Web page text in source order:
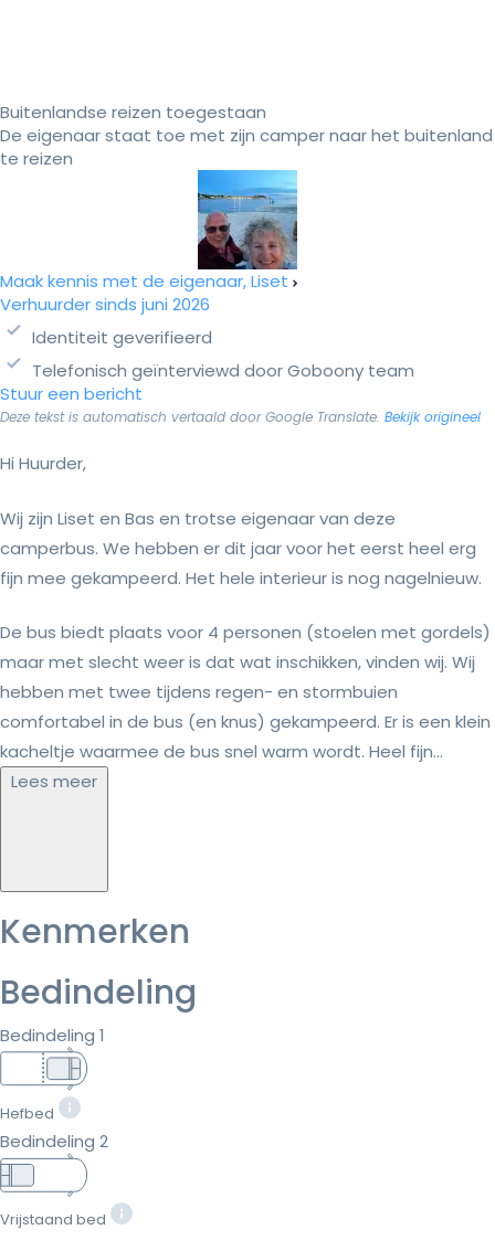
Buitenlandse reizen toegestaan
De eigenaar staat toe met zijn camper naar het buitenland
te reizen
Maak kennis met de eigenaar, Liset
Verhuurder sinds juni 2026
Identiteit geverifieerd
Telefonisch geïnterviewd door Goboony team
Stuur een bericht
Deze tekst is automatisch vertaald door Google Translate. Bekijk origineel
Hi Huurder,
Wij zijn Liset en Bas en trotse eigenaar van deze
camperbus. We hebben er dit jaar voor het eerst heel erg
fijn mee gekampeerd. Het hele interieur is nog nagelnieuw.
De bus biedt plaats voor 4 personen (stoelen met gordels)
maar met slecht weer is dat wat inschikken, vinden wij. Wij
hebben met twee tijdens regen- en stormbuien
comfortabel in de bus (en knus) gekampeerd. Er is een klein
kacheltje waarmee de bus snel warm wordt. Heel fijn...
Lees meer
Kenmerken
Bedindeling
Bedindeling 1
Hefbed
Bedindeling 2
Vrijstaand bed